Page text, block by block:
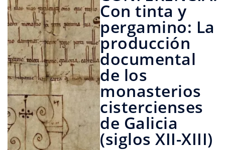
Con tinta y
pergamino: La
producción
documental
de los
monasterios
cistercienses
de Galicia
(siglos XII-XIII)